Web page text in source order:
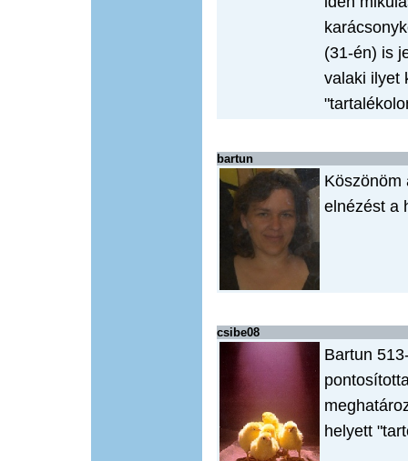
(31-én) is
valaki ilyet
bartun
Köszönöm
elnézést a
csibe08
Bartun
helyett